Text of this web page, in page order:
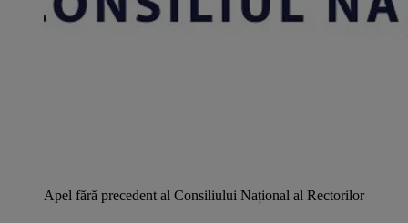
Apel fără precedent al Consiliului Național al Rectorilor